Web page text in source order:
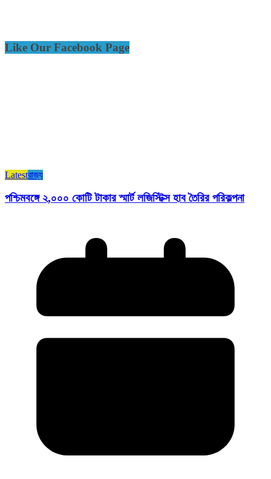
Like Our Facebook Page
Latestরাজ্য​
পশ্চিমবঙ্গে ২,০০০ কোটি টাকার স্মার্ট লজিস্টিক্স হাব তৈরির পরিকল্পনা